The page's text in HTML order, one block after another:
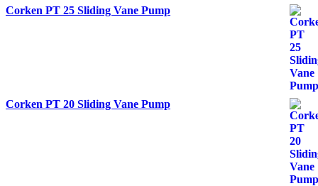
Corken PT 25 Sliding Vane Pump
Corken PT 20 Sliding Vane Pump